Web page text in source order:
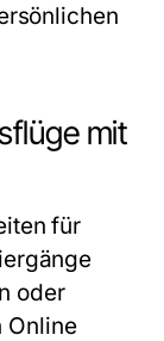
mit
für
oder
Online